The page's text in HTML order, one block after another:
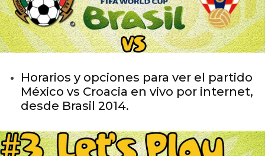
Horarios y opciones para ver el partido
México vs Croacia en vivo por internet,
desde Brasil 2014.